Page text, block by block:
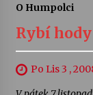
O Humpolci
Rybí
Po Lis 3 ,